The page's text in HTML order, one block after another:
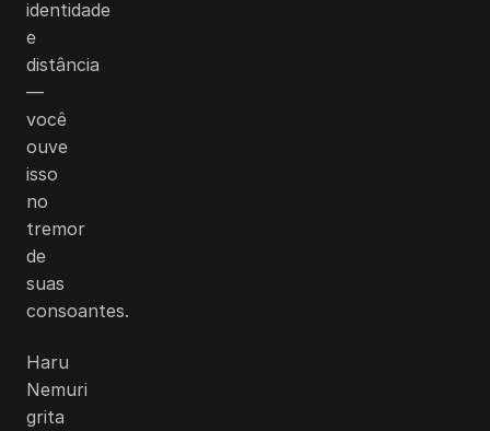
identidade
e
distância
—
você
ouve
isso
no
tremor
de
suas
consoantes.
Haru
Nemuri
grita